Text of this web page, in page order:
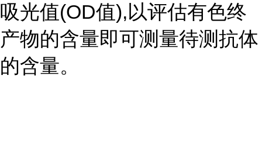
吸光值(OD值),以评估有色终
产物的含量即可测量待测抗体
的含量。